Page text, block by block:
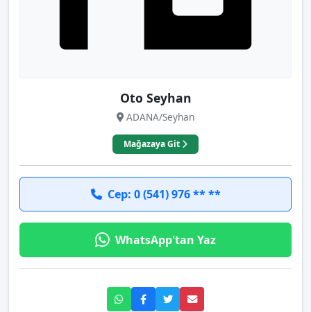
Oto Seyhan
ADANA/Seyhan
Mağazaya Git
Cep: 0 (541) 976 ** **
WhatsApp'tan Yaz